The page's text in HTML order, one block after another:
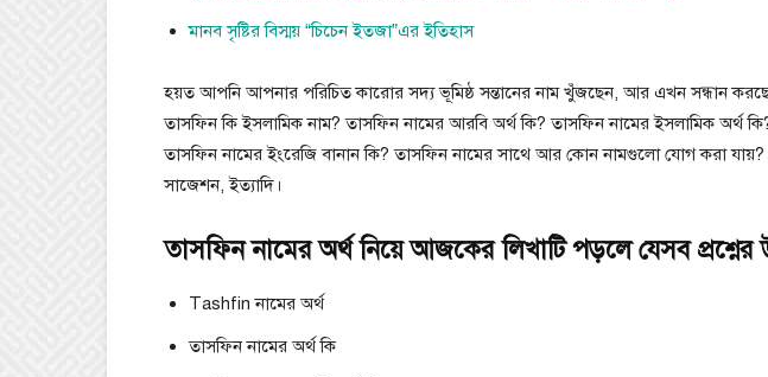
মানব সৃষ্টির বিস্ময় “চিচেন ইতজা”এর ইতিহাস
হয়ত আপনি আপনার পরিচিত কারোর সদ্য ভূমিষ্ঠ সন্তানের নাম খুঁজছেন, আর এখন সন্ধান
তাসফিন কি ইসলামিক নাম? তাসফিন নামের আরবি অর্থ কি? তাসফিন নামের ইসলামিক অর্থ
তাসফিন নামের ইংরেজি বানান কি? তাসফিন নামের সাথে আর কোন নামগুলো যোগ করা যায়?
সাজেশন, ইত্যাদি।
তাসফিন নামের অর্থ নিয়ে আজকের লিখাটি পড়লে যেসব প্রশ্নের
Tashfin নামের অর্থ
তাসফিন নামের অর্থ কি